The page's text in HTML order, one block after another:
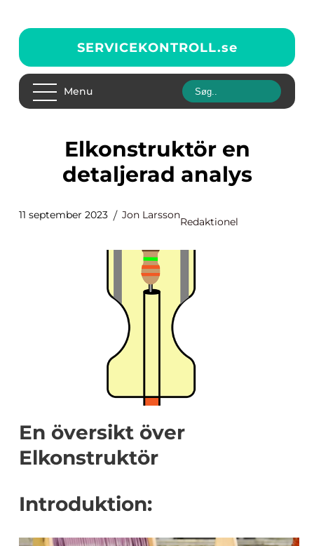
SERVICEKONTROLL.se
Menu
Elkonstruktör en
detaljerad analys
11 september 2023 Jon Larsson
Redaktionel
En översikt över
Elkonstruktör
Introduktion: